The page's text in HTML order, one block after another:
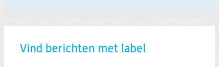
Vind berichten met label